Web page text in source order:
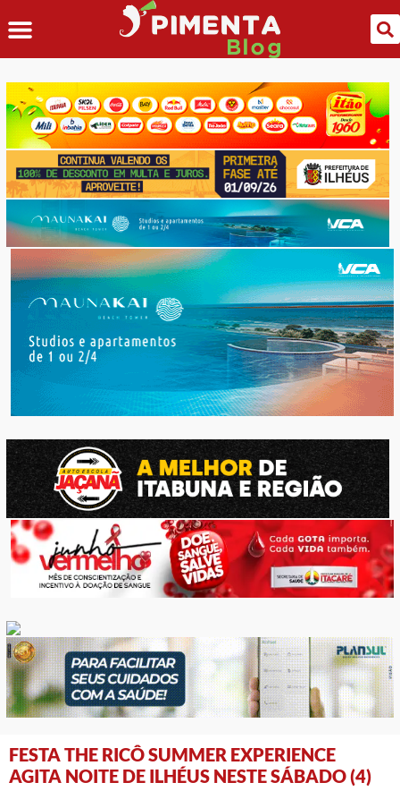
FESTA THE RICÔ SUMMER EXPERIENCE
AGITA NOITE DE ILHÉUS NESTE SÁBADO (4)